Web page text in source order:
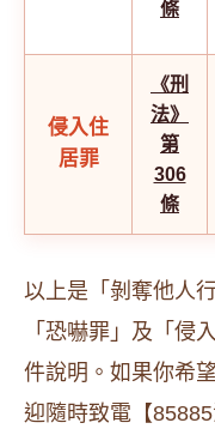
條
侵入住
居罪
《刑
法》
第
306
條
以上是「剝奪他人
「恐嚇罪」及「侵
件說明。如果你希
迎隨時致電【